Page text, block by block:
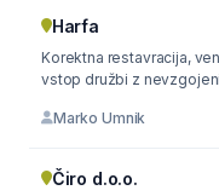
Harfa
Korektna restavracija,
vstop družbi z
Marko Umnik
Čiro d.o.o.